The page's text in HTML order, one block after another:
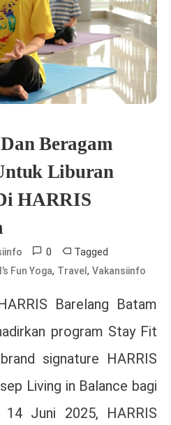
Beragam
Liburan
HARRIS
0 Tagged
Fun Yoga, Travel , Vakansiinfo
Barelang Batam
program Stay Fit
signature HARRIS
Living in Balance bagi
14 Juni 2025, HARRIS